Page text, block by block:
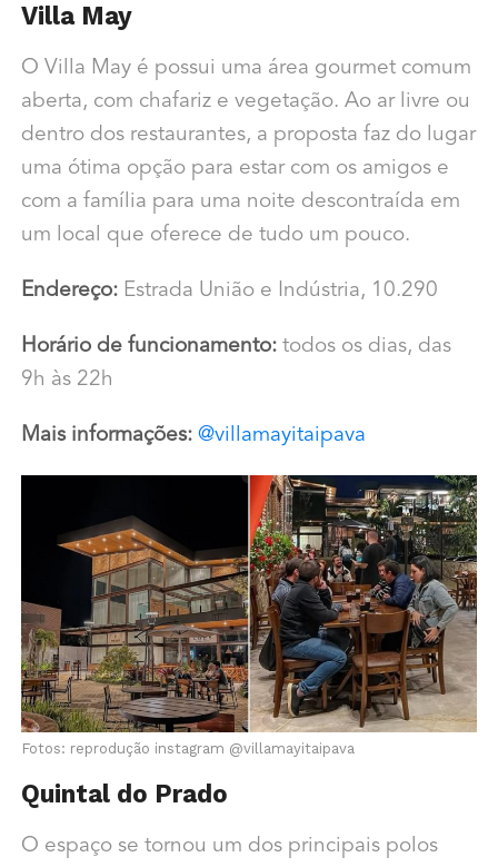
Villa May
O Villa May é possui uma área gourmet comum
aberta, com chafariz e vegetação. Ao ar livre ou
dentro dos restaurantes, a proposta faz do lugar
uma ótima opção para estar com os amigos e
com a família para uma noite descontraída em
um local que oferece de tudo um pouco.
Endereço: Estrada União e Indústria, 10.290
Horário de funcionamento: todos os dias, das
9h às 22h
Mais informações: @villamayitaipava
Fotos: reprodução instagram @villamayitaipava
Quintal do Prado
O espaço se tornou um dos principais polos